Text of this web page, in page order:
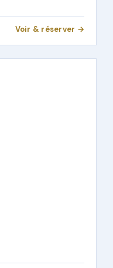
Voir & réserver →